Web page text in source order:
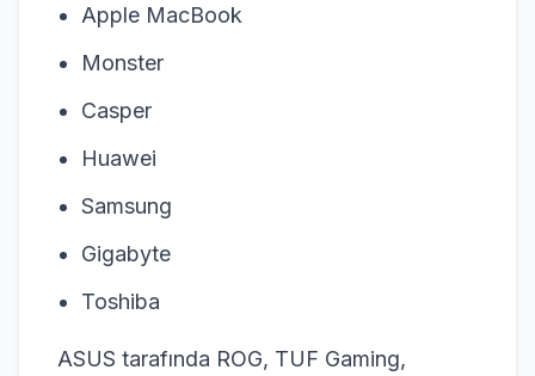
Apple MacBook
Monster
Casper
Huawei
Samsung
Gigabyte
Toshiba
ASUS tarafında ROG, TUF Gaming,